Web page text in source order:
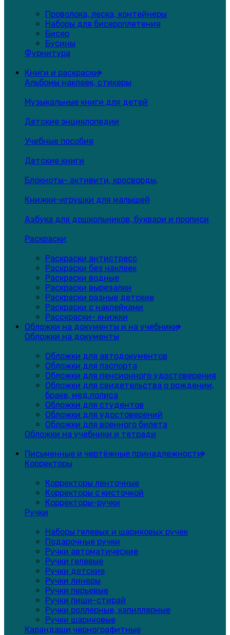
Проволока, леска, контейнеры
Наборы для бисероплетения
Бисер
Бусины
Фурнитура
Книги и раскраски
Альбомы наклеек, стикеры
Музыкальные книги для детей
Детские энциклопедии
Учебные пособия
Детские книги
Блокноты- активити, кросворды,
Книжки-игрушки для малышей
Азбука для дошкольников, буквари и прописи
Раскраски
Раскраски антистресс
Раскраски без наклеек
Раскраски водные
Раскраски вырезалки
Раскраски разные детские
Раскраски с наклейками
Расскраски- книжки
Обложки на документы и на учебники
Обложки на документы
Обложки для автодокументов
Обложки для паспорта
Обложки для пенсионного удостоверения
Обложки для свидетельства о рождении,
браке, мед.полиса
Обложки для студентов
Обложки для удостоверений
Обложки для военного билета
Обложки на учебники и тетради
Письменные и чертёжные принадлежности
Корректоры
Корректоры ленточные
Корректоры с кисточкой
Корректоры-ручки
Ручки
Наборы гелевых и шариковых ручек
Подарочные ручки
Ручки автоматические
Ручки гелевые
Ручки детские
Ручки линеры
Ручки перьевые
Ручки пиши-стирай
Ручки роллерные, капиллярные
Ручки шариковые
Карандаши чернографитные